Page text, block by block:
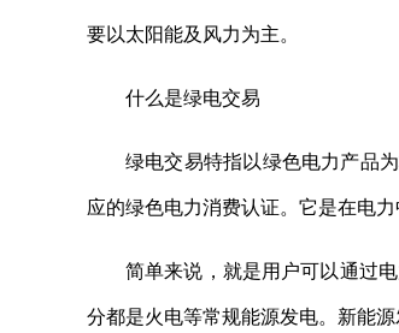
要以太阳能及风力为主。
什么是绿电交易
绿电交易特指以绿色电力产品
应的绿色电力消费认证。它是在电
简单来说，就是用户可以通过
分都是火电等常规能源发电。新能